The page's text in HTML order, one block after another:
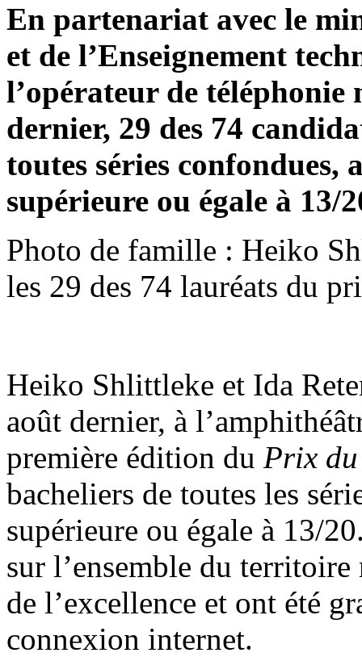
En partenariat avec le
et de l’Enseignement
l’opérateur de
dernier, 29 des 74
toutes séries confondues,
supérieure ou égale à 13/
Photo de famille : Heiko
les 29 des 74 lauréats du
Heiko Shlittleke et Ida
août dernier, à
première édition du Prix
bacheliers de toutes les
supérieure ou égale à 13/
sur l’ensemble du
de l’excellence et ont été
connexion internet.